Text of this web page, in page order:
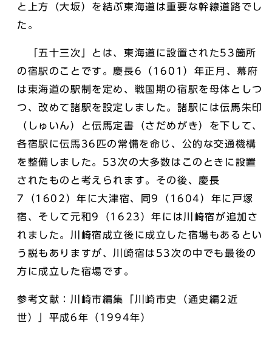
と上方（大坂）を結ぶ東海道は重要な幹線道路でし
た。
「五十三次」とは、東海道に設置された53箇所
の宿駅のことです。慶長6（1601）年正月、幕府
は東海道の駅制を定め、戦国期の宿駅を母体としつ
つ、改めて諸駅を設定しました。諸駅には伝馬朱印
（しゅいん）と伝馬定書（さだめがき）を下して、
各宿駅に伝馬36匹の常備を命じ、公的な交通機構
を整備しました。53次の大多数はこのときに設置
されたものと考えられます。その後、慶長
7（1602）年に大津宿、同9（1604）年に戸塚
宿、そして元和9（1623）年には川崎宿が追加さ
れました。川崎宿成立後に成立した宿場もあるとい
う説もありますが、川崎宿は53次の中でも最後の
方に成立した宿場です。
参考文献：川崎市編集「川崎市史（通史編2近
世）」平成6年（1994年）